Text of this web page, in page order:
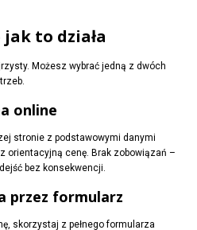
jak to działa
Możesz wybrać jedną z dwóch
online
stronie z podstawowymi danymi
orientacyjną cenę. Brak zobowiązań –
bez konsekwencji.
przez formularz
skorzystaj z pełnego formularza